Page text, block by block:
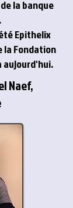
la banque
Epithelix
la Fondation
aujourd'hui.
Naef,